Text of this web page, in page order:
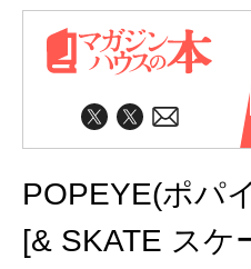
POPEYE(ポパ
[& SKATE スケ